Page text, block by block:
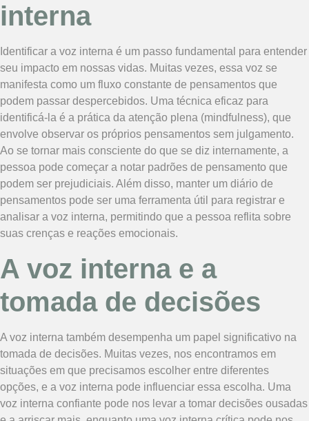
interna
Identificar a voz interna é um passo fundamental para entender
seu impacto em nossas vidas. Muitas vezes, essa voz se
manifesta como um fluxo constante de pensamentos que
podem passar despercebidos. Uma técnica eficaz para
identificá-la é a prática da atenção plena (mindfulness), que
envolve observar os próprios pensamentos sem julgamento.
Ao se tornar mais consciente do que se diz internamente, a
pessoa pode começar a notar padrões de pensamento que
podem ser prejudiciais. Além disso, manter um diário de
pensamentos pode ser uma ferramenta útil para registrar e
analisar a voz interna, permitindo que a pessoa reflita sobre
suas crenças e reações emocionais.
A voz interna e a
tomada de decisões
A voz interna também desempenha um papel significativo na
tomada de decisões. Muitas vezes, nos encontramos em
situações em que precisamos escolher entre diferentes
opções, e a voz interna pode influenciar essa escolha. Uma
voz interna confiante pode nos levar a tomar decisões ousadas